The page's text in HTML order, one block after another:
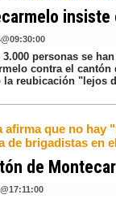
@09:30:00
3.000 personas se
contra el
la reubicación "lejos
afirma que no hay
de brigadistas en
de
@17:11:00